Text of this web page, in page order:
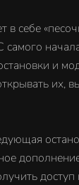
себе
самого
и
их,
доступ